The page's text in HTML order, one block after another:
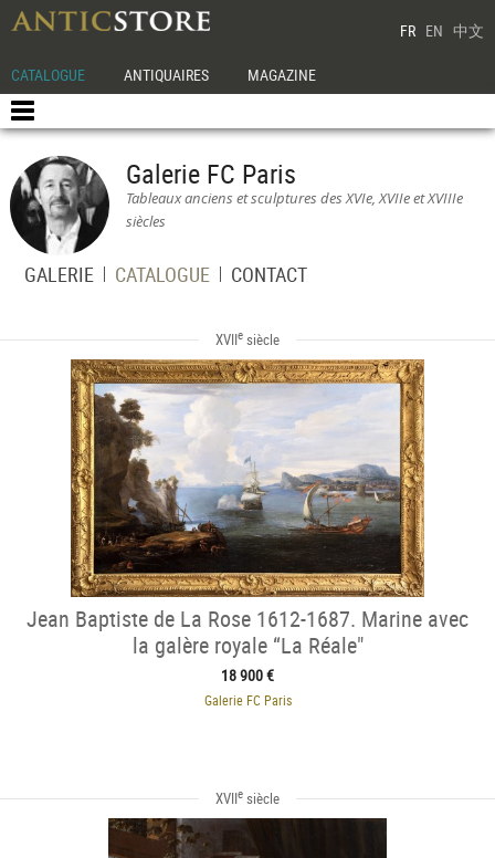
FR EN 中文
CATALOGUE ANTIQUAIRES MAGAZINE
Galerie FC Paris
Tableaux anciens et sculptures des XVIe, XVIIe et XVIIIe
siècles
GALERIE CATALOGUE CONTACT
XVIIe siècle
Jean Baptiste de La Rose 1612-1687. Marine avec
la galère royale “La Réale"
18 900 €
Galerie FC Paris
XVIIe siècle